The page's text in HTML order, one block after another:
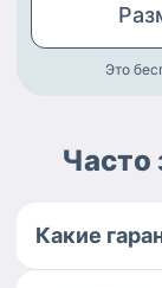
Это
Часто
Какие